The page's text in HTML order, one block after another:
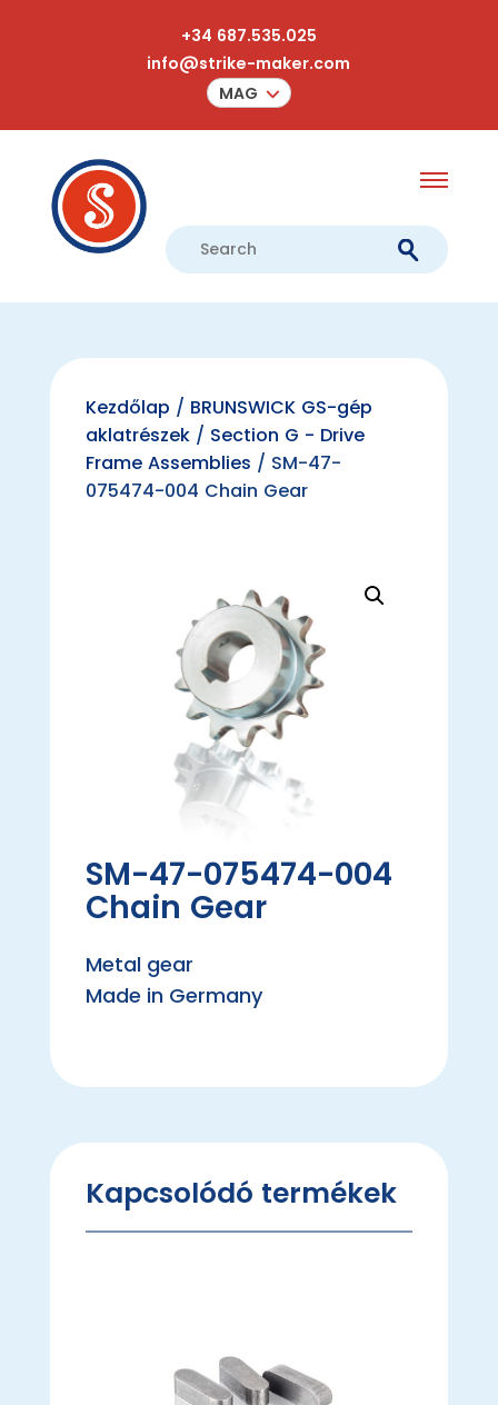
+34 687.535.025
info@strike-maker.com
MAG
Kezdőlap / BRUNSWICK GS-gép
aklatrészek/ Section G - Drive
Frame Assemblies / SM-47-
075474-004 Chain Gear
SM-47-075474-004
Chain Gear
Metal gear
Made in Germany
Kapcsolódó termékek